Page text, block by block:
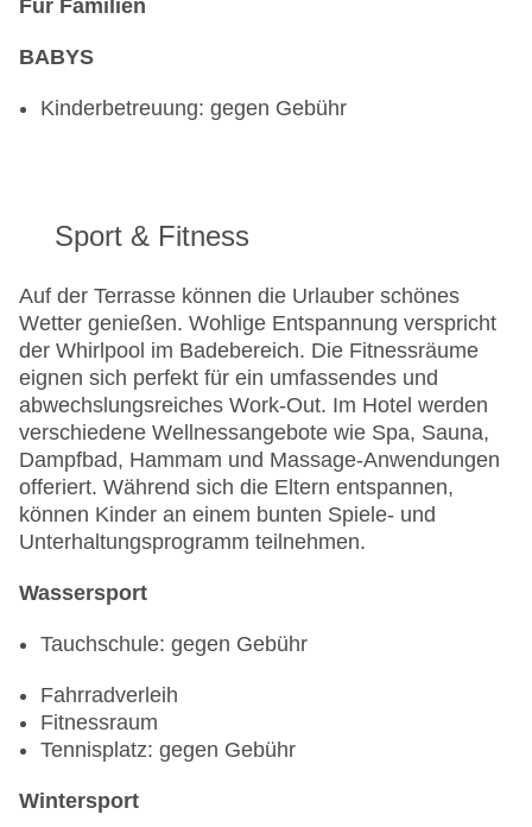
Für Familien
BABYS
Kinderbetreuung: gegen Gebühr
Sport & Fitness
Auf der Terrasse können die Urlauber schönes
Wetter genießen. Wohlige Entspannung verspricht
der Whirlpool im Badebereich. Die Fitnessräume
eignen sich perfekt für ein umfassendes und
abwechslungsreiches Work-Out. Im Hotel werden
verschiedene Wellnessangebote wie Spa, Sauna,
Dampfbad, Hammam und Massage-Anwendungen
offeriert. Während sich die Eltern entspannen,
können Kinder an einem bunten Spiele- und
Unterhaltungsprogramm teilnehmen.
Wassersport
Tauchschule: gegen Gebühr
Fahrradverleih
Fitnessraum
Tennisplatz: gegen Gebühr
Wintersport